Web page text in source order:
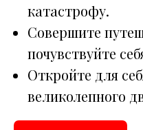
катастрофу.
Совершите
почувствуйте
Откройте для
великолепного